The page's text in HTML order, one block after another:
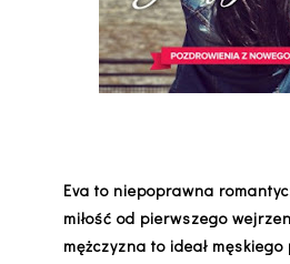
Eva to niepoprawna
miłość od pierwszego
mężczyzna to ideał